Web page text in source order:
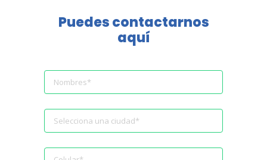
Puedes contactarnos
aquí